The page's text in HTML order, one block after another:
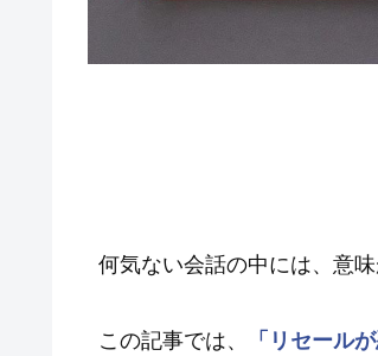
何気ない会話の中には、意
この記事では、 「リセールが